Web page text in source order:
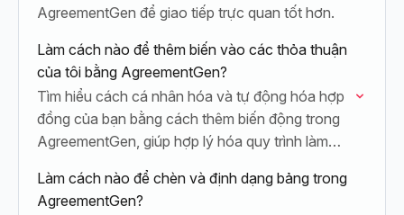
AgreementGen để giao tiếp trực quan tốt hơn.
Làm cách nào để thêm biến vào các thỏa thuận
của tôi bằng AgreementGen?
Tìm hiểu cách cá nhân hóa và tự động hóa hợp
đồng của bạn bằng cách thêm biến động trong
AgreementGen, giúp hợp lý hóa quy trình làm
Làm cách nào để chèn và định dạng bảng trong
AgreementGen?